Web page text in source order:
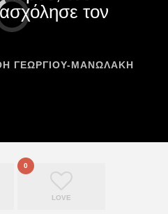
τον
ΓΕΩΡΓΙΟΥ-ΜΑΝΩΛΑΚΗ
0
LOVE